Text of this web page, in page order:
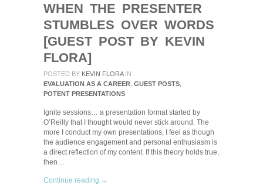
WHEN THE PRESENTER
STUMBLES OVER WORDS
[GUEST POST BY KEVIN
FLORA]
POSTED BY KEVIN FLORA IN
EVALUATION AS A CAREER GUEST POSTS
POTENT PRESENTATIONS
Ignite sessions… a presentation format started by
O’Reilly that I thought would never stick around. The
more I conduct my own presentations, I feel as though
the audience engagement and personal enthusiasm is
a direct reflection of my content. If this theory holds true,
then…
Continue reading →